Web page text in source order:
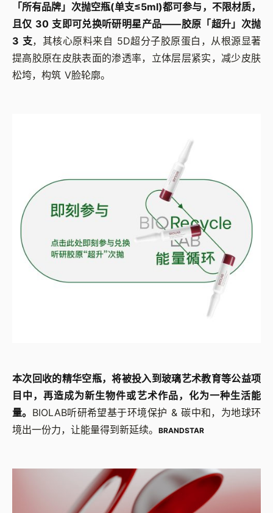
「所有品牌」次抛空瓶(单支≤5ml)都可参与，不限材质，
且仅 30 支即可兑换听研明星产品——胶原「超升」次抛
3 支，其核心原料来自 5D超分子胶原蛋白，从根源显著
提高胶原在皮肤表面的渗透率，立体层层紧实，减少皮肤
松垮，构筑 V脸轮廓。
本次回收的精华空瓶，将被投入到玻璃艺术教育等公益项
目中，再造成为新生物件或艺术作品，化为一种生活能
量。 BIOLAB听研希望基于环境保护 & 碳中和，为地球环
境出一份力，让能量得到新延续。
BRANDSTAR